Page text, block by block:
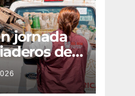
jornada
del